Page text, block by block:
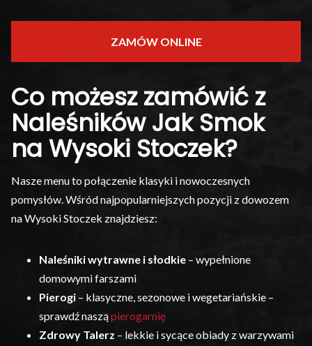
ZAMÓW ONLINE
Co możesz zamówić z
Naleśników Jak Smok
na Wysoki Stoczek?
Nasze menu to połączenie klasyki i nowoczesnych
pomysłów. Wśród najpopularniejszych pozycji z dowozem
na Wysoki Stoczek znajdziesz:
Naleśniki wytrawne i słodkie – wypełnione
domowymi farszami
Pierogi – klasyczne, sezonowe i wegetariańskie –
sprawdź nasząpierogarnię
Zdrowy Talerz – lekkie i sycące obiady z warzywami